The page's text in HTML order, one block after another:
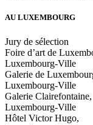
AU LUXEMBOURG
Jury de sélection
Foire d’art de
Luxembourg-Ville
Galerie de
Luxembourg-Ville
Galerie Clairefontaine,
Luxembourg-Ville
Hôtel Victor Hugo,